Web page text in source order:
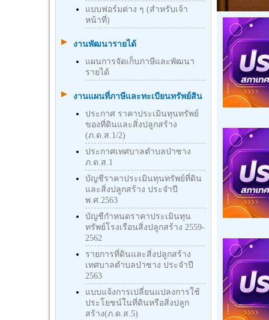
แบบฟอร์มต่าง ๆ (สำหรับเจ้า
หน้าที่)
งานพัฒนารายได้
แผนการจัดเก็บภาษีและพัฒนา
รายได้
งานแผนที่ภาษีและทะเบียนทรัพย์สิน
ประกาศ ราคาประเมินทุนทรัพย์
ของที่ดินและสิ่งปลูกสร้าง
(ภ.ด.ส.1/2)
ประกาศเทศบาลตำบลป่าซาง
ภ.ด.ส.1
บัญชีราคาประเมินทุนทรัพย์ที่ดิน
และสิ่งปลูกสร้าง ประจำปี
พ.ศ.2563
บัญชีกําหนดราคาประเมินทุน
ทรัพย์โรงเรือนสิ่งปลูกสร้าง 2559-
2562
รายการที่ดินและสิ่งปลูกสร้าง
เทศบาลตำบลป่าซาง ประจำปี
2563
แบบแจ้งการเปลี่ยนแปลงการใช้
ประโยชน์ในที่ดินหรือสิ่งปลูก
สร้าง(ภ.ด.ส.5)